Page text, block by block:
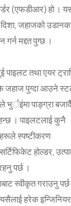
(एफडीआर) हो ।
जहाजको
मद्दत पुग्छ ।
पाइलट तथा एयर
जहाज पुग्दा आउने
पाङ्ग्रा
। पाइलटलाई कुनै
स्पष्टीकरण
होल्डर,
पर्छ ।
स्वीकृत गराउनु
हरेक